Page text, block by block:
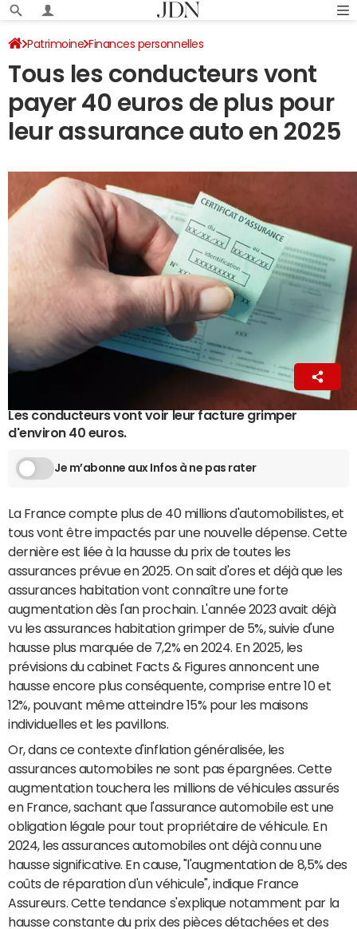
Patrimoine Finances personnelles
Tous les conducteurs vont
payer 40 euros de plus pour
leur assurance auto en 2025
Hugo Franceschi
Les conducteurs vont voir leur facture grimper
d'environ 40 euros.
Je m’abonne aux Infos à ne pas rater
La France compte plus de 40 millions d'automobilistes, et
tous vont être impactés par une nouvelle dépense. Cette
dernière est liée à la hausse du prix de toutes les
assurances prévue en 2025. On sait d'ores et déjà que les
assurances habitation vont connaître une forte
augmentation dès l'an prochain. L'année 2023 avait déjà
vu les assurances habitation grimper de 5%, suivie d'une
hausse plus marquée de 7,2% en 2024. En 2025, les
prévisions du cabinet Facts & Figures annoncent une
hausse encore plus conséquente, comprise entre 10 et
12%, pouvant même atteindre 15% pour les maisons
individuelles et les pavillons.
Or, dans ce contexte d'inflation généralisée, les
assurances automobiles ne sont pas épargnées. Cette
augmentation touchera les millions de véhicules assurés
en France, sachant que l'assurance automobile est une
obligation légale pour tout propriétaire de véhicule. En
2024, les assurances automobiles ont déjà connu une
hausse significative. En cause, "l'augmentation de 8,5% des
coûts de réparation d'un véhicule", indique France
Assureurs. Cette tendance s'explique notamment par la
hausse constante du prix des pièces détachées et des